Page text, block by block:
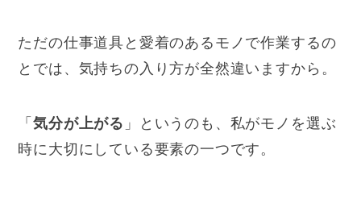
ただの仕事道具と愛着のあるモノで作業するの
とでは、気持ちの入り方が全然違いますから。
「気分が上がる 」というのも、私がモノを選ぶ
時に大切にしている要素の一つです。